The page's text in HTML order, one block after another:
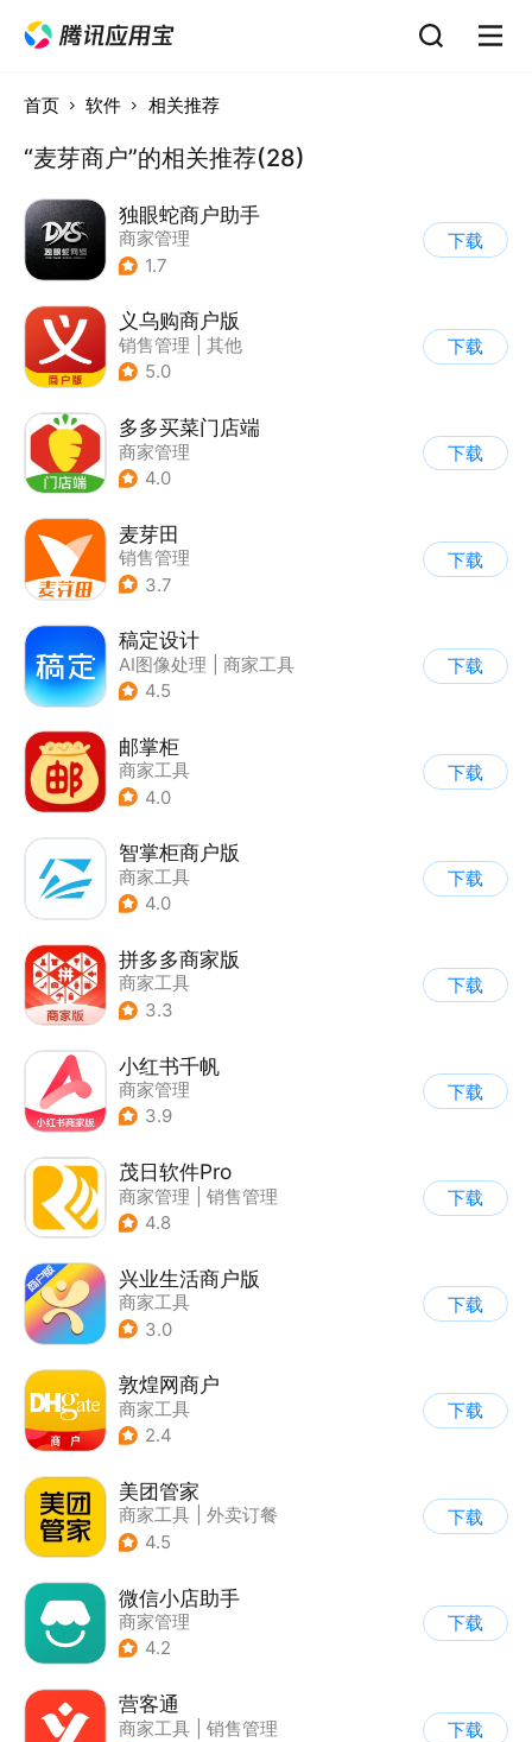
首页 软件 相关推荐
“麦芽商户”的相关推荐(28)
独眼蛇商户助手
商家管理
1.7
下载
义乌购商户版
销售管理
其他
5.0
下载
多多买菜门店端
商家管理
4.0
下载
麦芽田
销售管理
3.7
下载
稿定设计
AI图像处理
商家工具
4.5
下载
邮掌柜
商家工具
4.0
下载
智掌柜商户版
商家工具
4.0
下载
拼多多商家版
商家工具
3.3
下载
小红书千帆
商家管理
3.9
下载
茂日软件Pro
商家管理
销售管理
4.8
下载
兴业生活商户版
商家工具
3.0
下载
敦煌网商户
商家工具
2.4
下载
美团管家
商家工具
外卖订餐
4.5
下载
微信小店助手
商家管理
4.2
下载
营客通
商家工具
销售管理
下载